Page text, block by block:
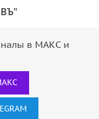
в МАКС и